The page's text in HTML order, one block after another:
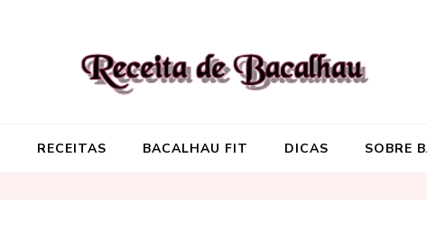
RECEITAS BACALHAU FIT DICAS SOBRE